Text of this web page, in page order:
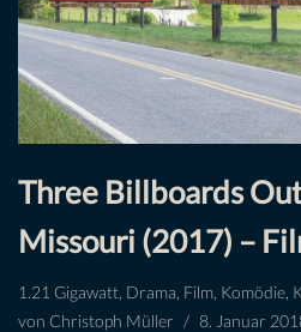
Three Billboards
Missouri (2017) –
1.21 Gigawatt Drama Film Komödie
von Christoph Müller 8. Januar